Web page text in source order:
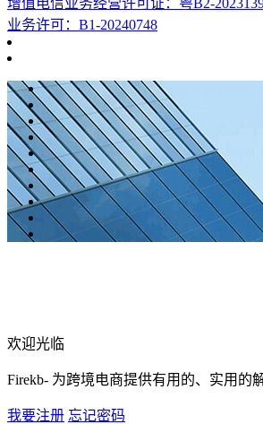
业务许可：B1-20240748
欢迎光临
Firekb- 为跨境电商提供有用的、实用的
我要注册 忘记密码